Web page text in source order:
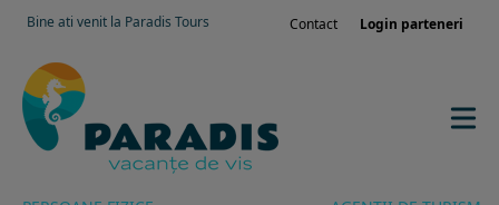
Bine ati venit la Paradis Tours Contact Login parteneri